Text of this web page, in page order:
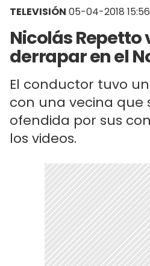
TELEVISIÓN 05-04-2018 15:56
Nicolás Repetto
derrapar en el
El conductor tuvo
con una vecina que
ofendida por sus
los videos.